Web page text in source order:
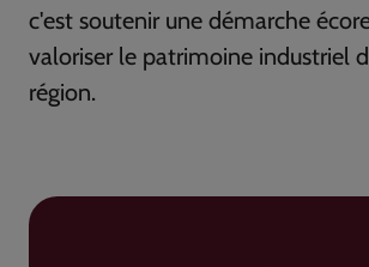
c'est soutenir une démarche
valoriser le patrimoine industriel
région.